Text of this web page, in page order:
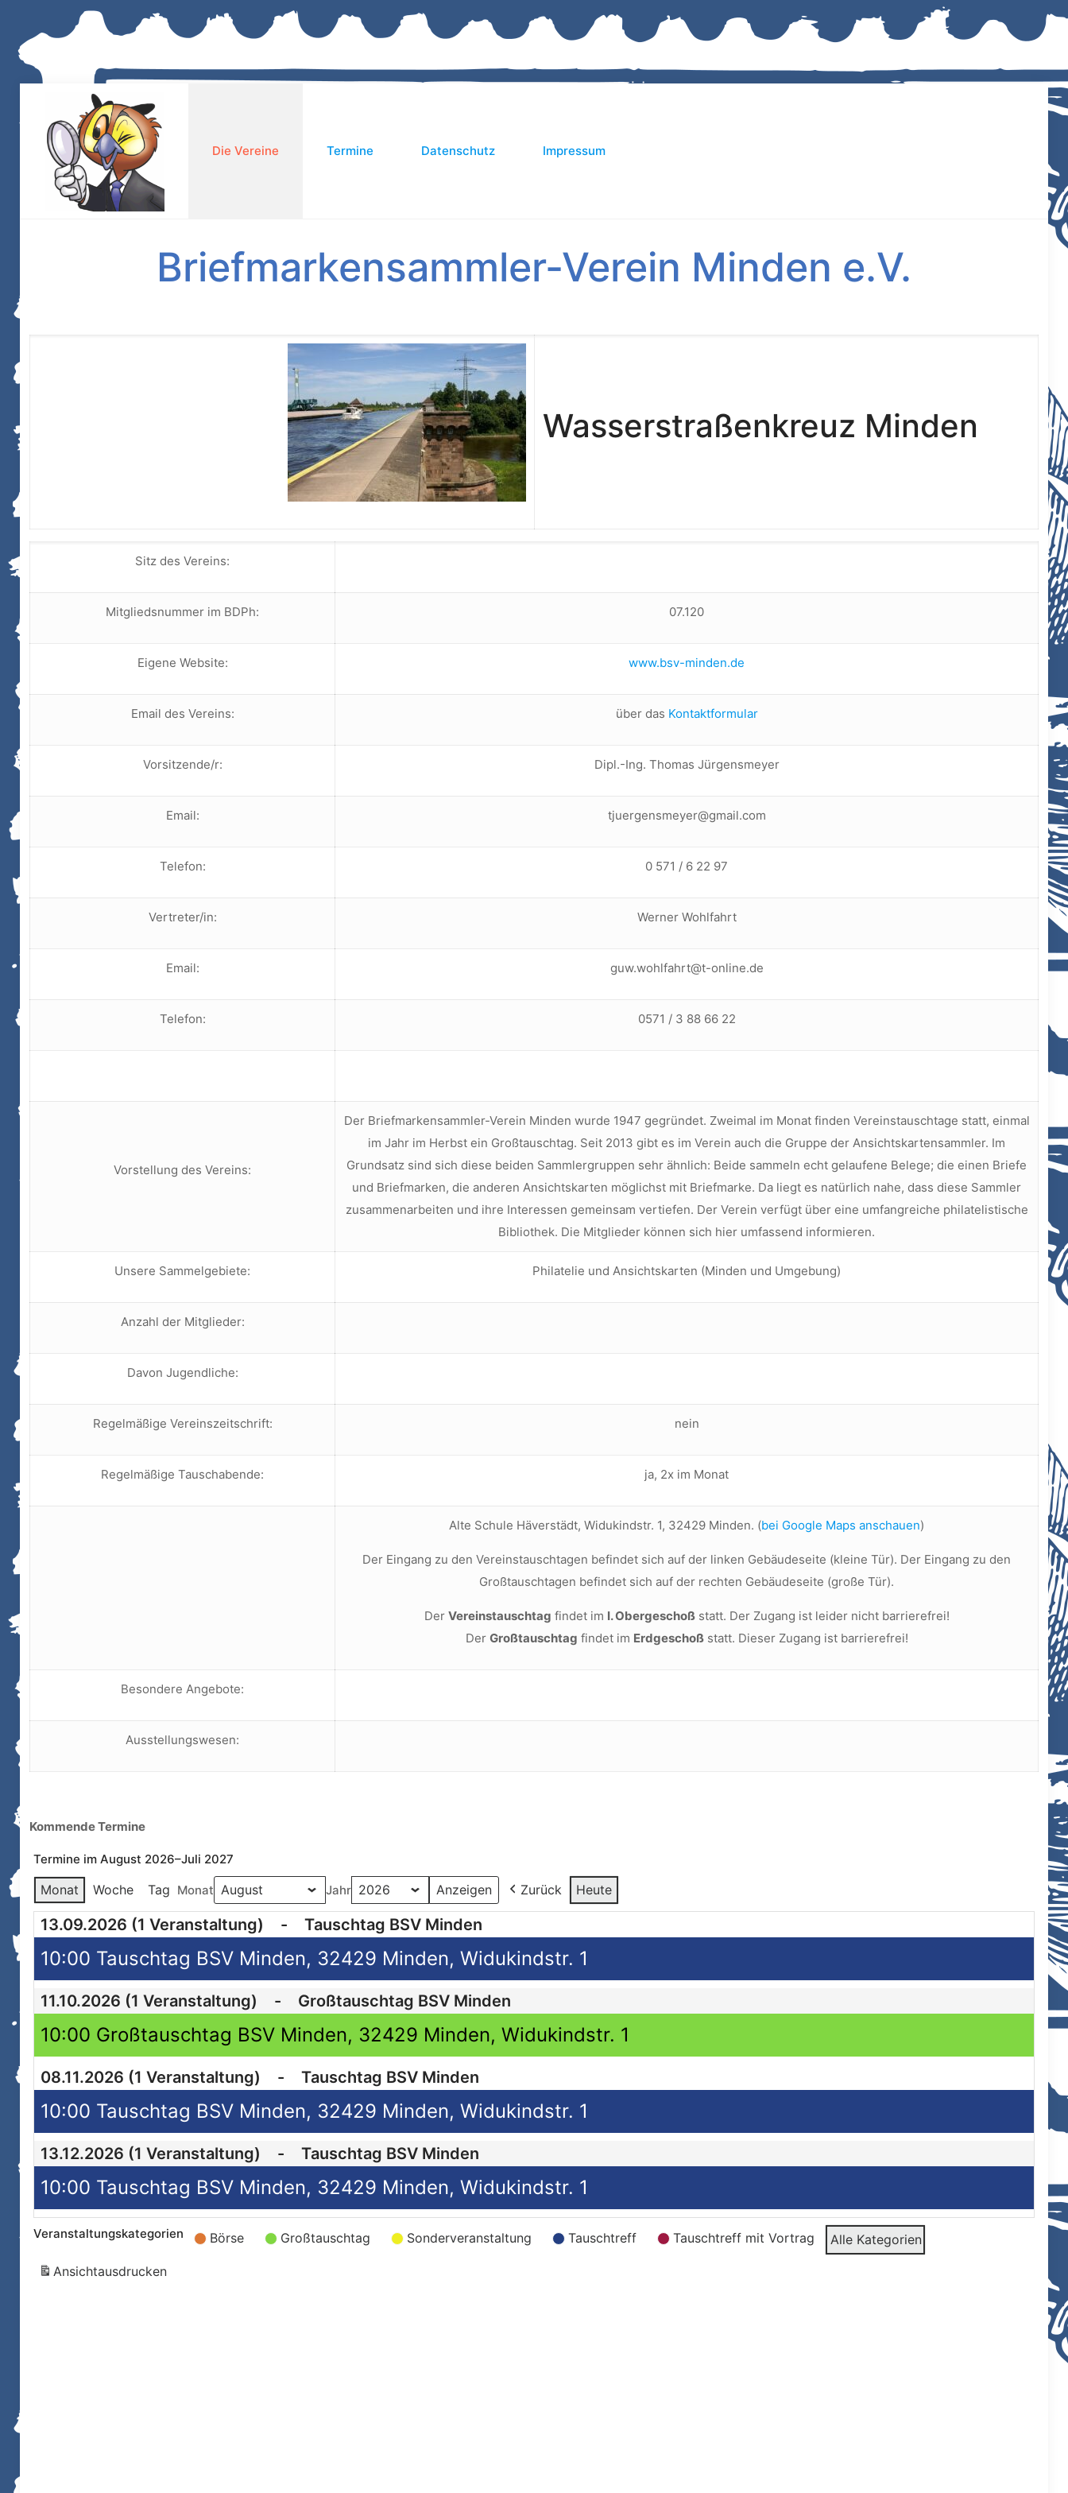
Die Vereine Termine Datenschutz Impressum
Briefmarkensammler-Verein Minden e.V.
Wasserstraßenkreuz Minden
Sitz des Vereins:
Mitgliedsnummer im BDPh: 07.120
Eigene Website: www.bsv-minden.de
Email des Vereins: über das Kontaktformular
Vorsitzende/r: Dipl.-Ing. Thomas Jürgensmeyer
Email: tjuergensmeyer@gmail.com
Telefon: 0 571 / 6 22 97
Vertreter/in: Werner Wohlfahrt
Email: guw.wohlfahrt@t-online.de
Telefon: 0571 / 3 88 66 22
Vorstellung des Vereins:
Der Briefmarkensammler-Verein Minden wurde 1947 gegründet. Zweimal im Monat finden Vereinstauschtage statt, einmal
im Jahr im Herbst ein Großtauschtag. Seit 2013 gibt es im Verein auch die Gruppe der Ansichtskartensammler. Im
Grundsatz sind sich diese beiden Sammlergruppen sehr ähnlich: Beide sammeln echt gelaufene Belege; die einen Briefe
und Briefmarken, die anderen Ansichtskarten möglichst mit Briefmarke. Da liegt es natürlich nahe, dass diese Sammler
zusammenarbeiten und ihre Interessen gemeinsam vertiefen. Der Verein verfügt über eine umfangreiche philatelistische
Bibliothek. Die Mitglieder können sich hier umfassend informieren.
Unsere Sammelgebiete: Philatelie und Ansichtskarten (Minden und Umgebung)
Anzahl der Mitglieder:
Davon Jugendliche:
Regelmäßige Vereinszeitschrift: nein
Regelmäßige Tauschabende: ja, 2x im Monat
Alte Schule Häverstädt, Widukindstr. 1, 32429 Minden. (bei Google Maps anschauen)
Der Eingang zu den Vereinstauschtagen befindet sich auf der linken Gebäudeseite (kleine Tür). Der Eingang zu den
Großtauschtagen befindet sich auf der rechten Gebäudeseite (große Tür).
Der Vereinstauschtag findet im I. Obergeschoßstatt. Der Zugang ist leider nicht barrierefrei!
Der Großtauschtag findet im Erdgeschoßstatt. Dieser Zugang ist barrierefrei!
Besondere Angebote:
Ausstellungswesen:
Kommende Termine
Termine im August 2026–Juli 2027
Monat Woche Tag Monat Jahr Zurück Heute
13.09.2026 (1 Veranstaltung) - Tauschtag BSV Minden
10:00 Tauschtag BSV Minden, 32429 Minden, Widukindstr. 1
11.10.2026 (1 Veranstaltung) - Großtauschtag BSV Minden
10:00 Großtauschtag BSV Minden, 32429 Minden, Widukindstr. 1
08.11.2026 (1 Veranstaltung) - Tauschtag BSV Minden
10:00 Tauschtag BSV Minden, 32429 Minden, Widukindstr. 1
13.12.2026 (1 Veranstaltung) - Tauschtag BSV Minden
10:00 Tauschtag BSV Minden, 32429 Minden, Widukindstr. 1
Veranstaltungskategorien Börse Großtauschtag Sonderveranstaltung Tauschtreff Tauschtreff mit Vortrag
Alle Kategorien
Ansichtausdrucken